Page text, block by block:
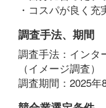
・コスパが良く
調査手法、期間
調査手法：インタ
（イメージ調査）
調査期間：2025年